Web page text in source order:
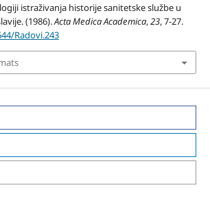
istraživanja historije sanitetske službe u
(1986).Acta Medica Academica,23, 7-27.
Radovi.243